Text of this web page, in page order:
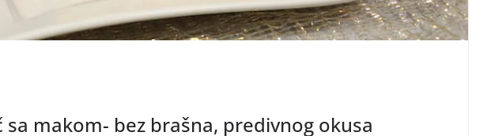
sa makom- bez brašna, predivnog okusa